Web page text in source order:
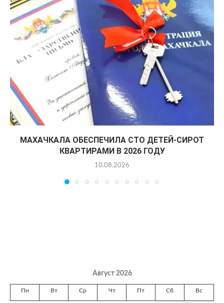
МАХАЧКАЛА ОБЕСПЕЧИЛА СТО ДЕТЕЙ-СИРОТ
КВАРТИРАМИ В 2026 ГОДУ
10.08.2026
Август 2026
Пн Вт Ср Чт Пт Сб Вс